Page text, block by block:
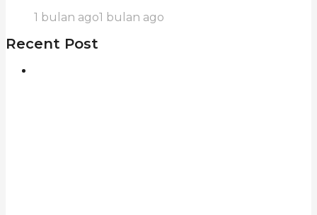
1 bulan ago1 bulan ago
Recent Post